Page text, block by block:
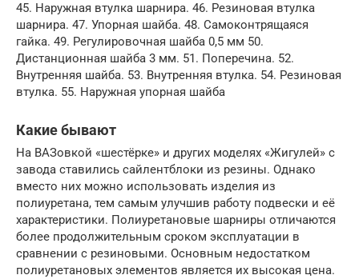
45. Наружная втулка шарнира. 46. Резиновая втулка
шарнира. 47. Упорная шайба. 48. Самоконтрящаяся
гайка. 49. Регулировочная шайба 0,5 мм 50.
Дистанционная шайба 3 мм. 51. Поперечина. 52.
Внутренняя шайба. 53. Внутренняя втулка. 54. Резиновая
втулка. 55. Наружная упорная шайба
Какие бывают
На ВАЗовкой «шестёрке» и других моделях «Жигулей» с
завода ставились сайлентблоки из резины. Однако
вместо них можно использовать изделия из
полиуретана, тем самым улучшив работу подвески и её
характеристики. Полиуретановые шарниры отличаются
более продолжительным сроком эксплуатации в
сравнении с резиновыми. Основным недостатком
полиуретановых элементов является их высокая цена.